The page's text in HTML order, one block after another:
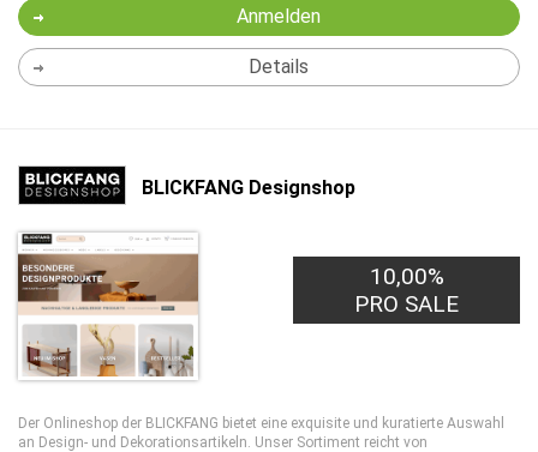
Anmelden
Details
BLICKFANG Designshop
10,00%
PRO SALE
Der Onlineshop der BLICKFANG bietet eine exquisite und kuratierte Auswahl
an Design- und Dekorationsartikeln. Unser Sortiment reicht von